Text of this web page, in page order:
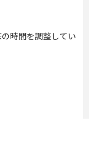
時間を調整してい